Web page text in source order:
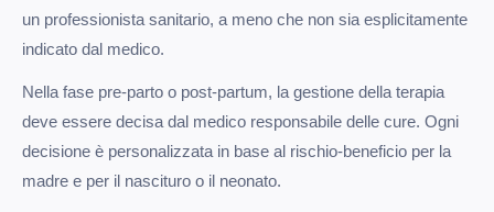
un professionista sanitario, a meno che non sia esplicitamente
indicato dal medico.
Nella fase pre-parto o post-partum, la gestione della terapia
deve essere decisa dal medico responsabile delle cure. Ogni
decisione è personalizzata in base al rischio-beneficio per la
madre e per il nascituro o il neonato.